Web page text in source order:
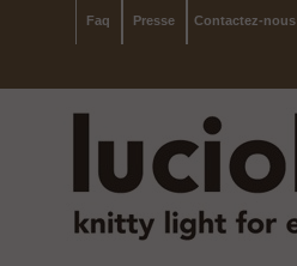
Contactez-nous
Presse
Faq